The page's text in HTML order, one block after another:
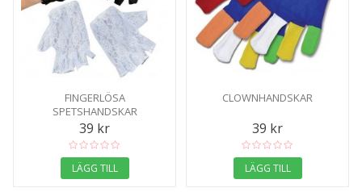
FINGERLÖSA
SPETSHANDSKAR
39 kr
LÄGG TILL
CLOWNHANDSKAR
39 kr
LÄGG TILL